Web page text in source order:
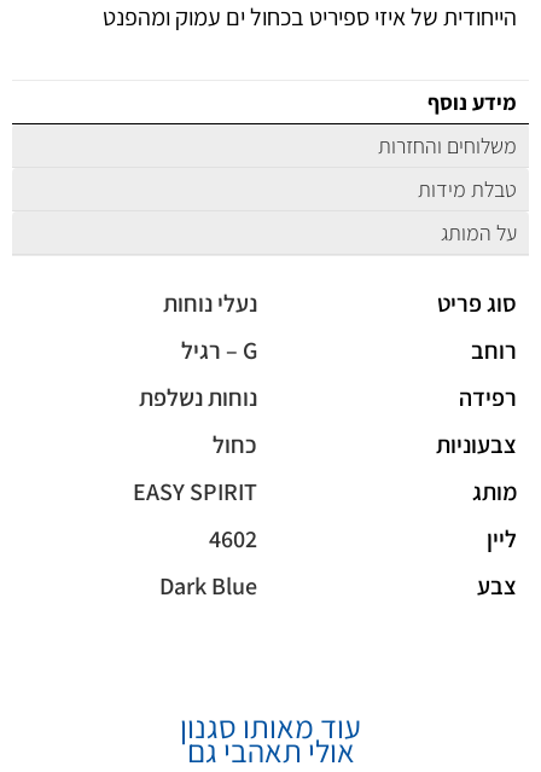
הייחודית של איזי ספיריט בכחול ים עמוק ומהפנט
מידע נוסף
משלוחים והחזרות
טבלת מידות
על המותג
סוג פריט
נעלי נוחות
רוחב
G – רגיל
רפידה
נוחות נשלפת
צבעוניות
כחול
מותג
EASY SPIRIT
ליין
4602
צבע
Dark Blue
עוד מאותו סגנון
אולי תאהבי גם